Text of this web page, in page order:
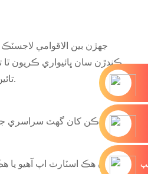
ڪندڙن سان ڀائيواري ڪريون ٿا
تائين شپنگ پيش ڪري سگهجي.
ڇا توهان هڪ اسٽارٽ اپ آهيو يا